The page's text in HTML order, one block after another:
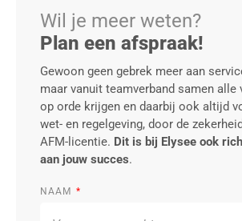
Wil je meer weten?
Plan een afspraak!
Gewoon geen gebrek meer aan
maar vanuit teamverband samen alle
op orde krijgen en daarbij ook altijd
wet- en regelgeving, door de
AFM-licentie. Dit is bij Elysee ook
aan jouw succes.
NAAM